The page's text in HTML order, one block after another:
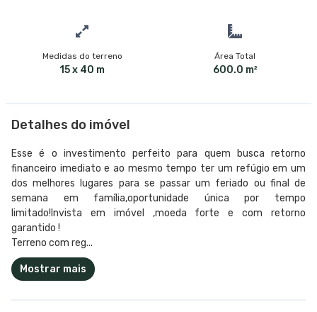
Medidas do terreno
15 x 40 m
Área Total
600.0 m²
Detalhes do imóvel
Esse é o investimento perfeito para quem busca retorno
financeiro imediato e ao mesmo tempo ter um refúgio em um
dos melhores lugares para se passar um feriado ou final de
semana em família,oportunidade única por tempo
limitado!Invista em imóvel ,moeda forte e com retorno
garantido !
Terreno com reg...
Mostrar mais